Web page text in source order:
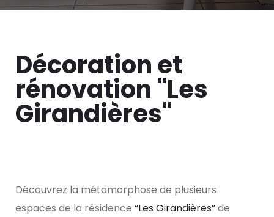
Décoration et
rénovation "Les
Girandières"
Découvrez la métamorphose de plusieurs
espaces de la résidence “Les Girandières”de